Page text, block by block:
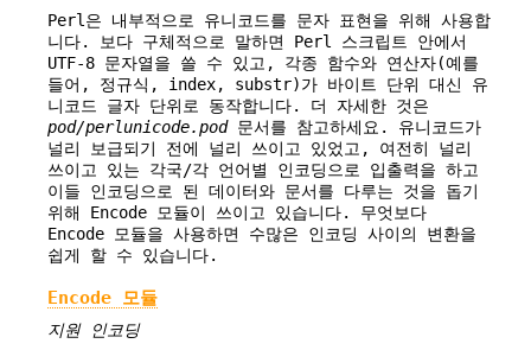
Perl은 내부적으로 유니코드를 문자 표현을 위해 사용합
니다. 보다 구체적으로 말하면 Perl 스크립트 안에서
UTF-8 문자열을 쓸 수 있고, 각종 함수와 연산자(예를
들어, 정규식, index, substr)가 바이트 단위 대신 유
니코드 글자 단위로 동작합니다. 더 자세한 것은
pod/perlunicode.pod문서를 참고하세요. 유니코드가
널리 보급되기 전에 널리 쓰이고 있었고, 여전히 널리
쓰이고 있는 각국/각 언어별 인코딩으로 입출력을 하고
이들 인코딩으로 된 데이터와 문서를 다루는 것을 돕기
위해 Encode 모듈이 쓰이고 있습니다. 무엇보다
Encode 모듈을 사용하면 수많은 인코딩 사이의 변환을
쉽게 할 수 있습니다.
Encode 모듈
지원 인코딩